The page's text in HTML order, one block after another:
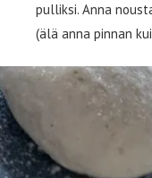
pulliksi. Anna
(älä anna pinnan